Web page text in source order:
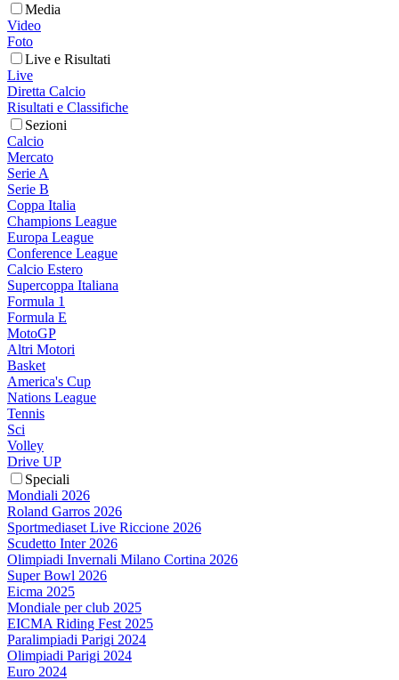
Media
Video
Foto
Live e Risultati
Live
Diretta Calcio
Risultati e Classifiche
Sezioni
Calcio
Mercato
Serie A
Serie B
Coppa Italia
Champions League
Europa League
Conference League
Calcio Estero
Supercoppa Italiana
Formula 1
Formula E
MotoGP
Altri Motori
Basket
America's Cup
Nations League
Tennis
Sci
Volley
Drive UP
Speciali
Mondiali 2026
Roland Garros 2026
Sportmediaset Live Riccione 2026
Scudetto Inter 2026
Olimpiadi Invernali Milano Cortina 2026
Super Bowl 2026
Eicma 2025
Mondiale per club 2025
EICMA Riding Fest 2025
Paralimpiadi Parigi 2024
Olimpiadi Parigi 2024
Euro 2024